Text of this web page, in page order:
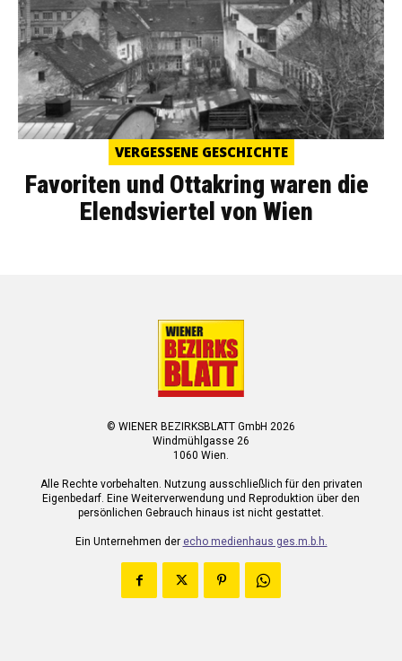
VERGESSENE GESCHICHTE
Favoriten und Ottakring waren die
Elendsviertel von Wien
© WIENER BEZIRKSBLATT GmbH 2026
Windmühlgasse 26
1060 Wien.
Alle Rechte vorbehalten. Nutzung ausschließlich für den privaten
Eigenbedarf. Eine Weiterverwendung und Reproduktion über den
persönlichen Gebrauch hinaus ist nicht gestattet.
Ein Unternehmen der echo medienhaus ges.m.b.h.